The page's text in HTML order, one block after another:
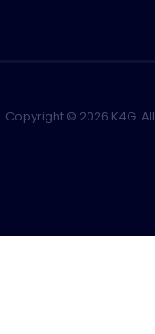
Copyright © 2026 K4G.